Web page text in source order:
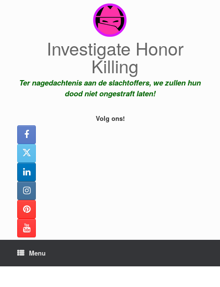
Investigate Honor
Killing
Ter nagedachtenis aan de slachtoffers, we zullen hun
dood niet ongestraft laten!
Volg ons!
Menu